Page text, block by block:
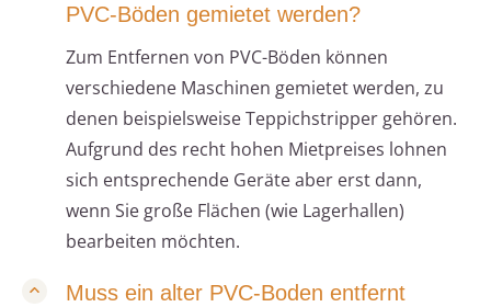
PVC-Böden gemietet werden?
Zum Entfernen von PVC-Böden können
verschiedene Maschinen gemietet werden, zu
denen beispielsweise Teppichstripper gehören.
Aufgrund des recht hohen Mietpreises lohnen
sich entsprechende Geräte aber erst dann,
wenn Sie große Flächen (wie Lagerhallen)
bearbeiten möchten.
Muss ein alter PVC-Boden entfernt